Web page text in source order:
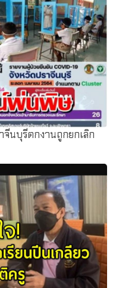
นบุรีตกงานถูกยกเลิก